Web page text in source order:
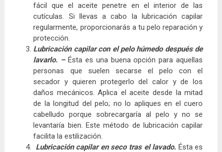
fácil que el aceite penetre en el interior de las
cutículas. Si llevas a cabo la lubricación capilar
regularmente, proporcionarás a tu pelo reparación y
protección.
Lubricación capilar con el pelo húmedo después de
lavarlo. –Ésta es una buena opción para aquellas
personas que suelen secarse el pelo con el
secador y quieren protegerlo del calor y de los
daños mecánicos. Aplica el aceite desde la mitad
de la longitud del pelo; no lo apliques en el cuero
cabelludo porque sobrecargaría al pelo y no se
levantaría bien. Este método de lubricación capilar
facilita la estilización.
Lubricación capilar en seco tras el lavado. Ésta es